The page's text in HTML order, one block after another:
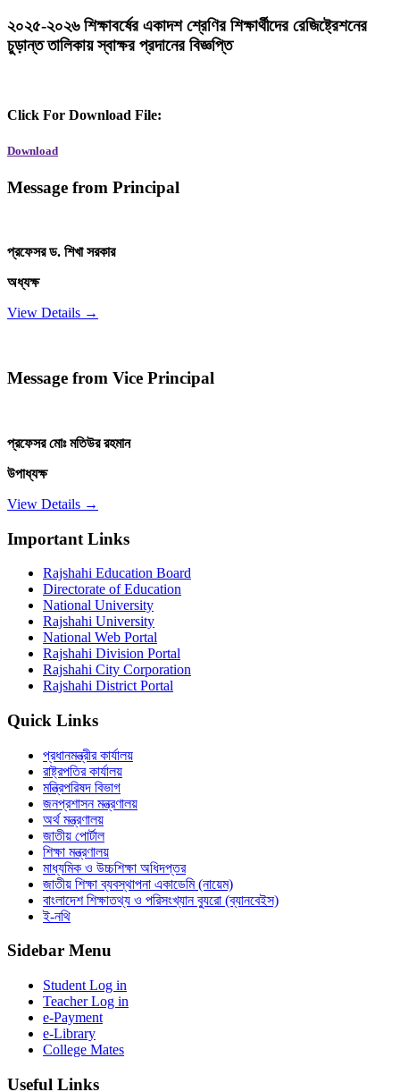
২০২৫-২০২৬ শিক্ষাবর্ষের একাদশ শ্রেণির শিক্ষার্থীদের রেজিষ্ট্রেশনের
চুড়ান্ত তালিকায় স্বাক্ষর প্রদানের বিজ্ঞপ্তি
Click For Download File:
Download
Message from Principal
প্রফেসর ড. শিখা সরকার
অধ্যক্ষ
View Details →
Message from Vice Principal
প্রফেসর মোঃ মতিউর রহমান
উপাধ্যক্ষ
View Details →
Important Links
Rajshahi Education Board
Directorate of Education
National University
Rajshahi University
National Web Portal
Rajshahi Division Portal
Rajshahi City Corporation
Rajshahi District Portal
Quick Links
প্রধানমন্ত্রীর কার্যালয়
রাষ্ট্রপতির কার্যালয়
মন্ত্রিপরিষদ বিভাগ
জনপ্রশাসন মন্ত্রণালয়
অর্থ মন্ত্রণালয়
জাতীয় পোর্টাল
শিক্ষা মন্ত্রণালয়
মাধ্যমিক ও উচ্চশিক্ষা অধিদপ্তর
জাতীয় শিক্ষা ব্যবস্থাপনা একাডেমি (নায়েম)
বাংলাদেশ শিক্ষাতথ্য ও পরিসংখ্যান ব্যুরো (ব্যানবেইস)
ই-নথি
Sidebar Menu
Student Log in
Teacher Log in
e-Payment
e-Library
College Mates
Useful Links